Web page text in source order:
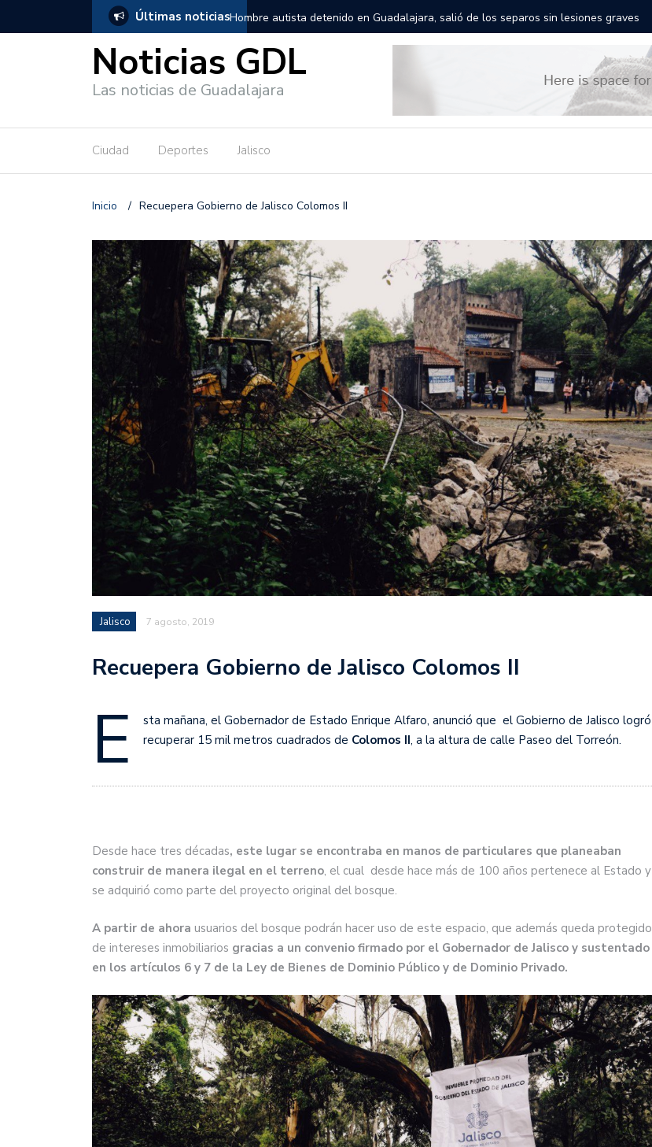
Últimas noticias
salió de los separos sin lesiones graves Títeres gigantes recorrerán las calles de Guadalajara: aparta la fecha
Noticias GDL
Las noticias de Guadalajara
Ciudad Deportes Jalisco
Inicio / Recuepera Gobierno de Jalisco Colomos II
Jalisco 7 agosto, 2019
Recuepera Gobierno de Jalisco Colomos II
E
sta mañana, el Gobernador de Estado Enrique Alfaro, anunció que el Gobierno de Jalisco logró
recuperar 15 mil metros cuadrados de Colomos II, a la altura de calle Paseo del Torreón.
Desde hace tres décadas, este lugar se encontraba en manos de particulares que planeaban
construir de manera ilegal en el terreno, el cual desde hace más de 100 años pertenece al Estado y
se adquirió como parte del proyecto original del bosque.
A partir de ahora usuarios del bosque podrán hacer uso de este espacio, que además queda protegido
de intereses inmobiliarios gracias a un convenio firmado por el Gobernador de Jalisco y sustentado
en los artículos 6 y 7 de la Ley de Bienes de Dominio Público y de Dominio Privado.